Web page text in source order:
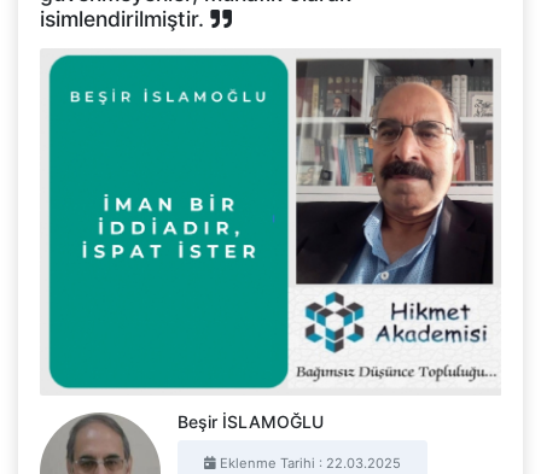
isimlendirilmiştir.
Beşir İSLAMOĞLU
Eklenme Tarihi : 22.03.2025